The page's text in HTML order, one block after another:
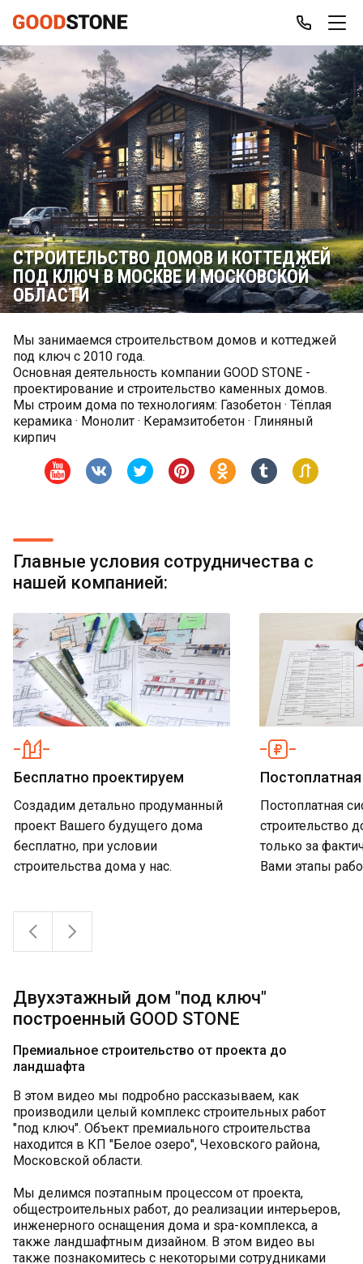
СТРОИТЕЛЬСТВО ДОМОВ И КОТТЕДЖЕЙ
ПОД КЛЮЧ В МОСКВЕ И МОСКОВСКОЙ
ОБЛАСТИ
Мы занимаемся строительством домов и коттеджей
под ключ с 2010 года.
Основная деятельность компании GOOD STONE -
проектирование и строительство каменных домов.
Мы строим дома по технологиям: Газобетон · Тёплая
керамика · Монолит · Керамзитобетон · Глиняный
кирпич
Главные условия сотрудничества с
нашей компанией:
Бесплатно проектируем
Создадим детально продуманный
проект Вашего будущего дома
бесплатно, при условии
строительства дома у нас.
Постоплатная
строительство
только за
Вами этапы
Гарантия 10
Строгое
обязательств
работы и
Смета с материалами
При расчёте стоимости
строительства мы предоставляем
детальную смету, включающую в
себя все необходимые материалы
Независимый технадзор
Предоставляем независимый
технический надзор, который
обеспечит Ваше спокойствие и
снизит наши риски по
Открытые стройплощадки
Есть возможность посетить наши
стройплощадки в удобном для Вас
районе
Опытные бригады строителей
Строительство проводится
квалифицированными бригадами
рабочих и прорабами на
постоянной основе
Только качественные
Мы являемся авторизованными
партнерами производителей
материалов, поставляемых на
Двухэтажный дом "под ключ"
построенный GOOD STONE
Премиальное строительство от проекта до
ландшафта
В этом видео мы подробно рассказываем, как
производили целый комплекс строительных работ
"под ключ". Объект премиального строительства
находится в КП "Белое озеро", Чеховского района,
Московской области.
Мы делимся поэтапным процессом от проекта,
общестроительных работ, до реализации интерьеров,
инженерного оснащения дома и spa-комплекса, а
также ландшафтным дизайном. В этом видео вы
также познакомитесь с некоторыми сотрудниками